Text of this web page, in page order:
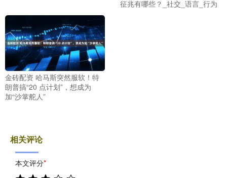
征兆有哪些？_社交_语言_行为
金砖配资 哈马斯突然服软！特
朗普搞“20 点计划”，想成为
加“沙掌舵人”
相关评论
本文评分*